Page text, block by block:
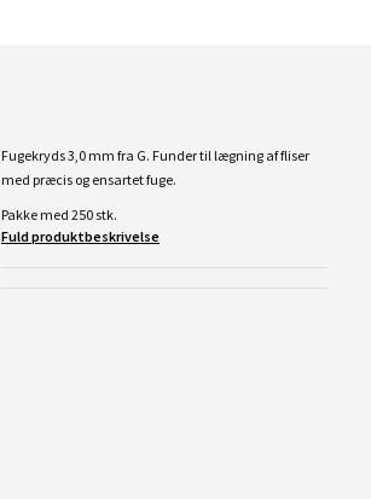
Fugekryds 3,0 mm fra G. Funder til lægning af fliser
med præcis og ensartet fuge.
Pakke med 250 stk.
Fuld produktbeskrivelse